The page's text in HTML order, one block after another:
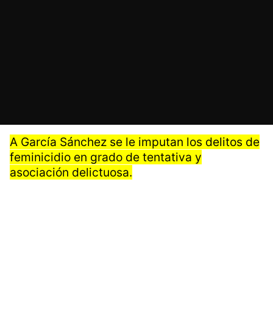
A García Sánchez se le imputan los delitos de
feminicidio en grado de tentativa y
asociación delictuosa.